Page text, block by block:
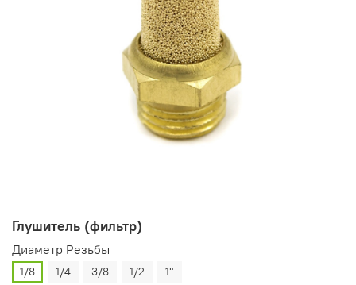
Глушитель (фильтр)
Диаметр Резьбы
1/8 1/4 3/8 1/2 1"